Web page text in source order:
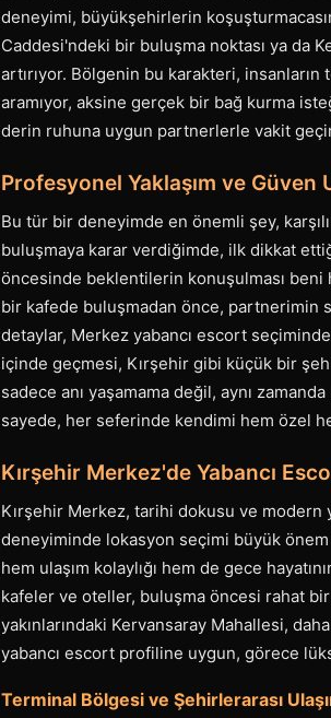
deneyimi, büyükşehirlerin
Caddesi'ndeki bir buluşma noktası ya da
artırıyor. Bölgenin bu karakteri,
aramıyor, aksine gerçek bir bağ kurma
derin ruhuna uygun partnerlerle vakit
Profesyonel Yaklaşım ve Güven
Bu tür bir deneyimde en önemli şey,
buluşmaya karar verdiğimde, ilk dikkat
öncesinde beklentilerin konuşulması beni
bir kafede buluşmadan önce, partnerimin
detaylar, Merkez yabancı escort
içinde geçmesi, Kırşehir gibi küçük bir
sadece anı yaşamama değil, aynı
sayede, her seferinde kendimi hem özel
Kırşehir Merkez'de Yabancı
Kırşehir Merkez, tarihi dokusu ve modern
deneyiminde lokasyon seçimi büyük
hem ulaşım kolaylığı hem de gece
kafeler ve oteller, buluşma öncesi rahat
yakınlarındaki Kervansaray Mahallesi,
yabancı escort profiline uygun, görece
Terminal Bölgesi ve Şehirlerarası